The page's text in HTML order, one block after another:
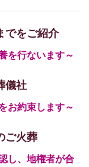
でをご紹介
を行ないます～
儀社
お約束します～
ご火葬
し、地権者が合